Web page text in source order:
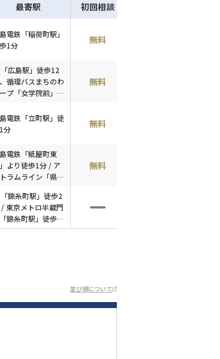
最寄駅 初回相談
電鉄「稲荷町駅」
1分
無料
広島駅」徒歩12
循環バスまちのわ
プ「女学院前」徒
無料
電鉄「立町駅」徒
分
無料
電鉄「紙屋町東
より徒歩1分 / ア
ラムライン「県庁
無料
錦糸町駅」徒歩2
東京メトロ半蔵門
錦糸町駅」徒歩2
並び順について